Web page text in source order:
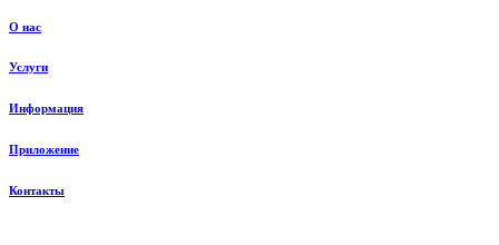
О нас
Услуги
Информация
Приложение
Контакты